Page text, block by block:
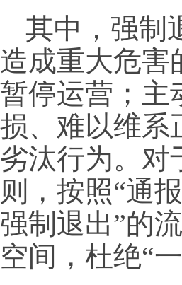
其中，强制
造成重大危害
暂停运营；主
损、难以维系
劣汰行为。对
则，按照“通
强制退出”的
空间，杜绝“